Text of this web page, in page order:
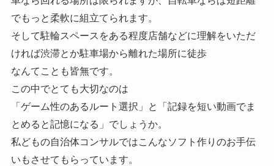
でもっと柔軟に組立てられます。
そして駐輪スペースをある程度店舗などに理解をいただ
ければ渋滞とか駐車場から離れた場所に徒歩
なんてことも皆無です。
この中でとても大切なのは
「ゲーム性のあるルート選択」と「記録を短い動画でま
とめると記憶になる」でしょうか。
私どもの自治体コンサルではこんなソフト作りのお手伝
いもさせてもらっています。